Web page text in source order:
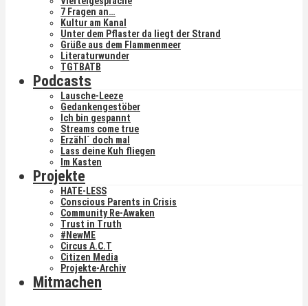
7 Fragen an…
Kultur am Kanal
Unter dem Pflaster da liegt der Strand
Grüße aus dem Flammenmeer
Literaturwunder
TGTBATB
Podcasts
Lausche-Leeze
Gedankengestöber
Ich bin gespannt
Streams come true
Erzähl´ doch mal
Lass deine Kuh fliegen
Im Kasten
Projekte
HATE-LESS
Conscious Parents in Crisis
Community Re-Awaken
Trust in Truth
#NewME
Circus A.C.T
Citizen Media
Projekte-Archiv
Mitmachen